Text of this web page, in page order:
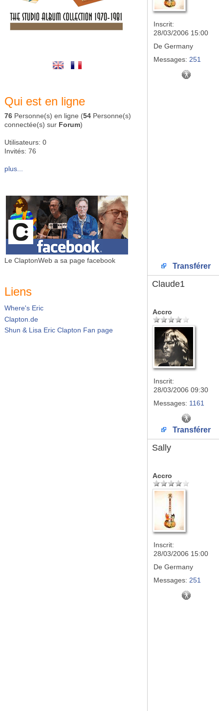
Qui est en ligne
76 Personne(s) en ligne (54 Personne(s)
connectée(s) sur Forum)
Utilisateurs: 0
Invités: 76
plus...
Le ClaptonWeb a sa page facebook
Liens
Where's Eric
Clapton.de
Shun & Lisa Eric Clapton Fan page
Inscrit:
28/03/2006 15:00
De Germany
Messages: 251
Transférer
Claude1
Accro
Inscrit:
28/03/2006 09:30
Messages: 1161
Transférer
Sally
Accro
Inscrit:
28/03/2006 15:00
De Germany
Messages: 251